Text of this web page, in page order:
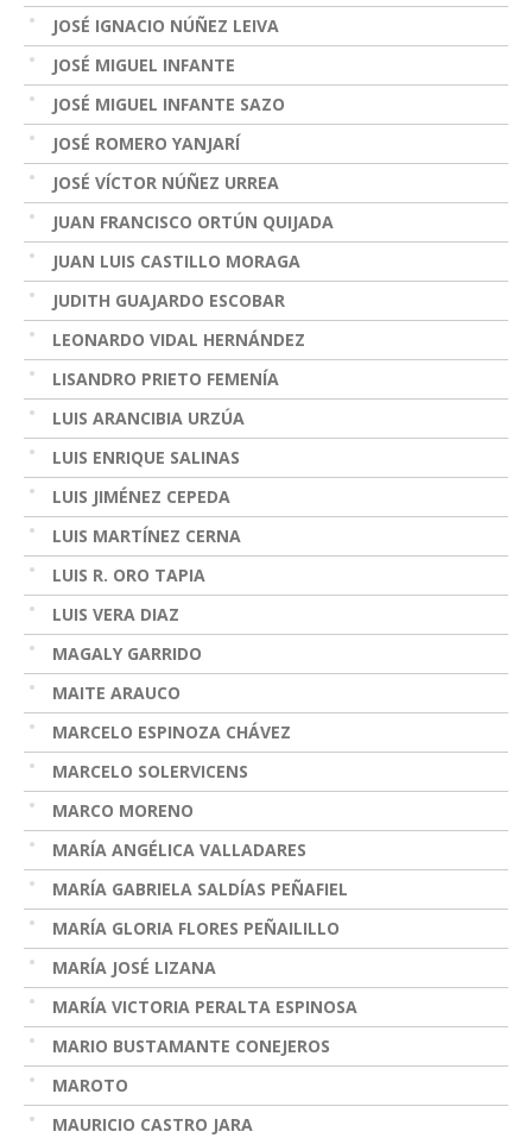
JOSÉ IGNACIO NÚÑEZ LEIVA
JOSÉ MIGUEL INFANTE
JOSÉ MIGUEL INFANTE SAZO
JOSÉ ROMERO YANJARÍ
JOSÉ VÍCTOR NÚÑEZ URREA
JUAN FRANCISCO ORTÚN QUIJADA
JUAN LUIS CASTILLO MORAGA
JUDITH GUAJARDO ESCOBAR
LEONARDO VIDAL HERNÁNDEZ
LISANDRO PRIETO FEMENÍA
LUIS ARANCIBIA URZÚA
LUIS ENRIQUE SALINAS
LUIS JIMÉNEZ CEPEDA
LUIS MARTÍNEZ CERNA
LUIS R. ORO TAPIA
LUIS VERA DIAZ
MAGALY GARRIDO
MAITE ARAUCO
MARCELO ESPINOZA CHÁVEZ
MARCELO SOLERVICENS
MARCO MORENO
MARÍA ANGÉLICA VALLADARES
MARÍA GABRIELA SALDÍAS PEÑAFIEL
MARÍA GLORIA FLORES PEÑAILILLO
MARÍA JOSÉ LIZANA
MARÍA VICTORIA PERALTA ESPINOSA
MARIO BUSTAMANTE CONEJEROS
MAROTO
MAURICIO CASTRO JARA